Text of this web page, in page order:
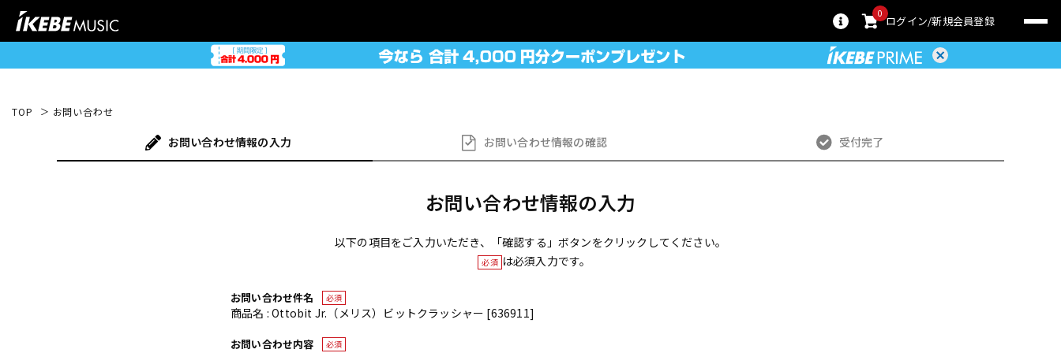
0
ログイン 新規会員登録
TOP お問い合わせ
お問い合わせ情報の入力 お問い合わせ情報の確認 受付完了
お問い合わせ情報の入力
以下の項目をご入力いただき、「確認する」ボタンをクリックしてください。
必須 は必須入力です。
お問い合わせ件名 必須
商品名 : Ottobit Jr.（メリス）ビットクラッシャー [636911]
お問い合わせ内容 必須